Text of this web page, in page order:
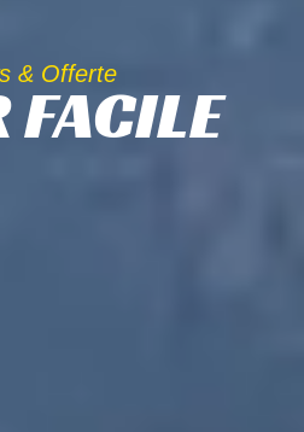
& Offerte
FACILE